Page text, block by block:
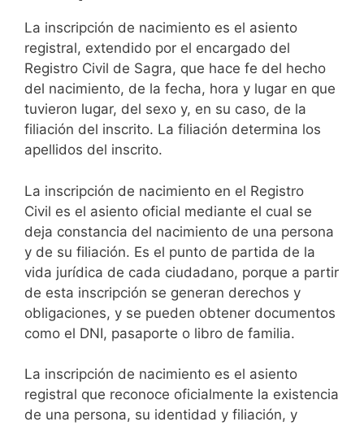
La inscripción de nacimiento es el asiento
registral, extendido por el encargado del
Registro Civil de Sagra, que hace fe del hecho
del nacimiento, de la fecha, hora y lugar en que
tuvieron lugar, del sexo y, en su caso, de la
filiación del inscrito. La filiación determina los
apellidos del inscrito.
La inscripción de nacimiento en el Registro
Civil es el asiento oficial mediante el cual se
deja constancia del nacimiento de una persona
y de su filiación. Es el punto de partida de la
vida jurídica de cada ciudadano, porque a partir
de esta inscripción se generan derechos y
obligaciones, y se pueden obtener documentos
como el DNI, pasaporte o libro de familia.
La inscripción de nacimiento es el asiento
registral que reconoce oficialmente la existencia
de una persona, su identidad y filiación, y